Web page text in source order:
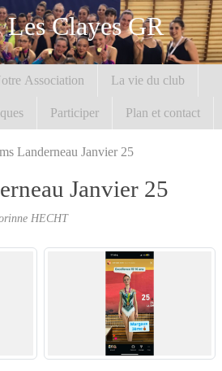
Les Clayes GR
Association La vie du club
Participer Plan et contact
Landerneau Janvier 25
Janvier 25
HECHT